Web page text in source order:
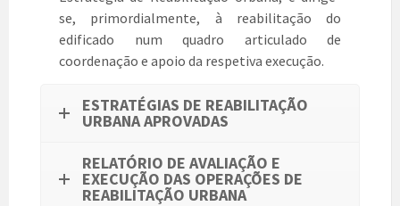
se, primordialmente, à reabilitação do
edificado num quadro articulado de
coordenação e apoio da respetiva execução.
ESTRATÉGIAS DE REABILITAÇÃO
URBANA APROVADAS
RELATÓRIO DE AVALIAÇÃO E
EXECUÇÃO DAS OPERAÇÕES DE
REABILITAÇÃO URBANA